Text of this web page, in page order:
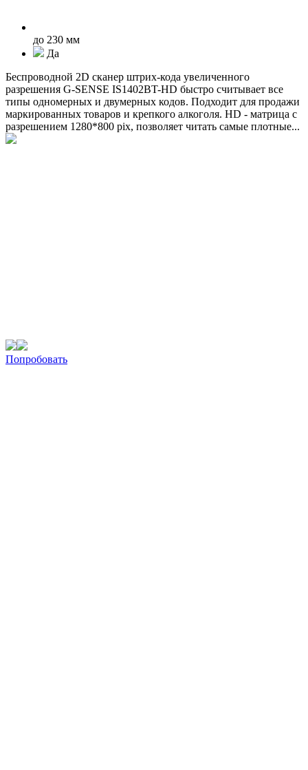
до 230 мм
Да
Беспроводной 2D сканер штрих-кода увеличенного
разрешения G-SENSE IS1402BT-HD быстро считывает все
типы одномерных и двумерных кодов. Подходит для продажи
маркированных товаров и крепкого алкоголя. HD - матрица с
разрешением 1280*800 pix, позволяет читать самые плотные...
Попробовать